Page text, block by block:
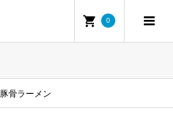
0
豚骨ラーメン